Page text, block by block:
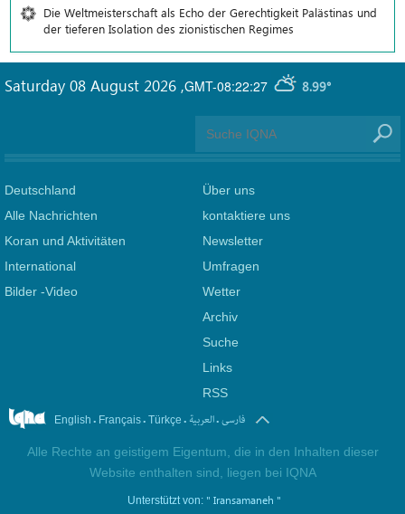
Die Weltmeisterschaft als Echo der Gerechtigkeit Palästinas und
der tieferen Isolation des zionistischen Regimes
GMT-08:22:27 8.99°
Saturday 08 August 2026 ,
Deutschland
Alle Nachrichten
Koran und Aktivitäten
International
Bilder -Video
Über uns
kontaktiere uns
Newsletter
Umfragen
Wetter
Archiv
Suche
Links
RSS
English . Français. Türkçe . العربیة.فارسی
Alle Rechte an geistigem Eigentum, die in den Inhalten dieser
Website enthalten sind, liegen bei IQNA
Unterstützt von: " Iransamaneh "